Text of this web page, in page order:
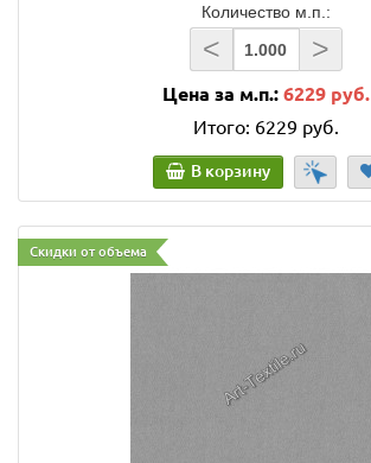
Количество м.п.:
< >
Цена за м.п.: 6229 руб.
Итого: 6229 руб.
В корзину
Скидки от объема